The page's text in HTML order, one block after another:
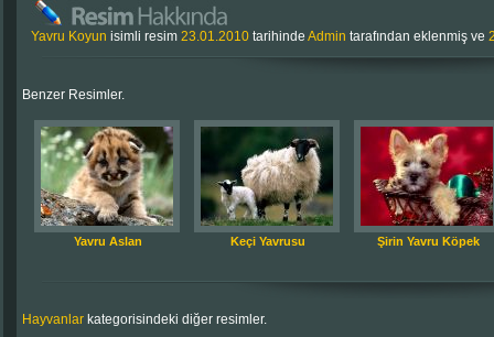
Yavru Koyun isimli resim 23.01.2010 tarihinde Admin tarafından eklenmiş ve
Benzer Resimler.
Yavru Aslan Keçi Yavrusu Şirin Yavru Köpek
Hayvanlar kategorisindeki diğer resimler.